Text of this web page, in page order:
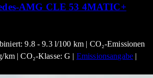
AMG CLE 53 4MATIC+
9.8 - 9.3 l/100 km | CO₂-Emissionen
km | CO₂-Klasse: G | Emissionsangabe |